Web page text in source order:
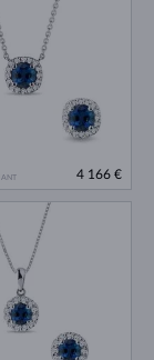
4 166 €